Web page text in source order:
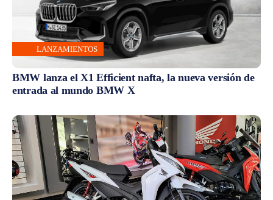
LANZAMIENTOS
BMW lanza el X1 Efficient nafta, la nueva versión de
entrada al mundo BMW X